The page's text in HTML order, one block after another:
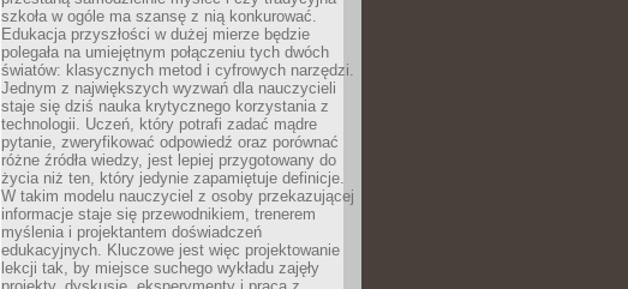
szkoła w ogóle ma szansę z nią konkurować.
Edukacja przyszłości w dużej mierze będzie
polegała na umiejętnym połączeniu tych dwóch
światów: klasycznych metod i cyfrowych narzędzi.
Jednym z największych wyzwań dla nauczycieli
staje się dziś nauka krytycznego korzystania z
technologii. Uczeń, który potrafi zadać mądre
pytanie, zweryfikować odpowiedź oraz porównać
różne źródła wiedzy, jest lepiej przygotowany do
życia niż ten, który jedynie zapamiętuje definicje.
W takim modelu nauczyciel z osoby przekazującej
informacje staje się przewodnikiem, trenerem
myślenia i projektantem doświadczeń
edukacyjnych. Kluczowe jest więc projektowanie
lekcji tak, by miejsce suchego wykładu zajęły